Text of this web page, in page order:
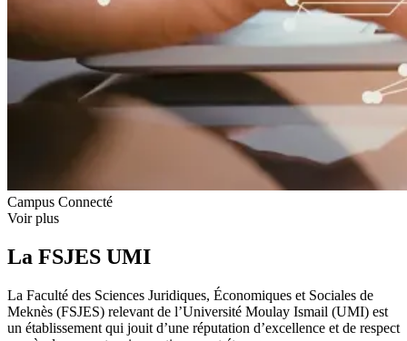
Campus Connecté
Voir plus
La FSJES UMI
La Faculté des Sciences Juridiques, Économiques et Sociales de
Meknès (FSJES) relevant de l’Université Moulay Ismail (UMI) est
un établissement qui jouit d’une réputation d’excellence et de respect